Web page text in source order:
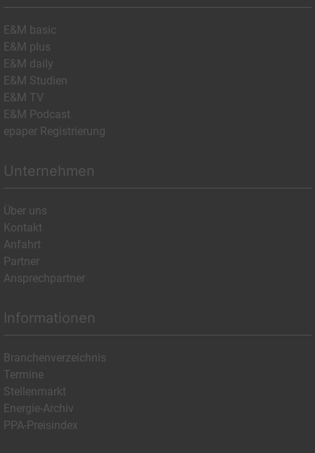
E&M basic
E&M plus
E&M daily
E&M Studien
E&M TV
E&M Podcast
epaper Registrierung
Unternehmen
Über uns
Kontakt
Anfahrt
Partner
Ansprechpartner
Informationen
Branchenverzeichnis
Termine
Stellenmarkt
Energie-Archiv
PPA-Preisindex